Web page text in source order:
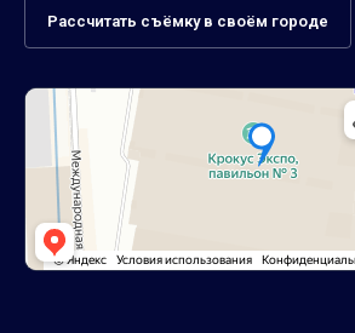
Рассчитать съёмку в своём городе